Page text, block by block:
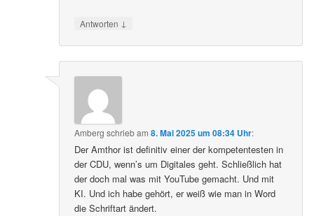
Antworten ↓
Amberg schriebam8. Mai 2025 um 08:34 Uhr:
Der Amthor ist definitiv einer der kompetentesten in
der CDU, wenn’s um Digitales geht. Schließlich hat
der doch mal was mit YouTube gemacht. Und mit
KI. Und ich habe gehört, er weiß wie man in Word
die Schriftart ändert.